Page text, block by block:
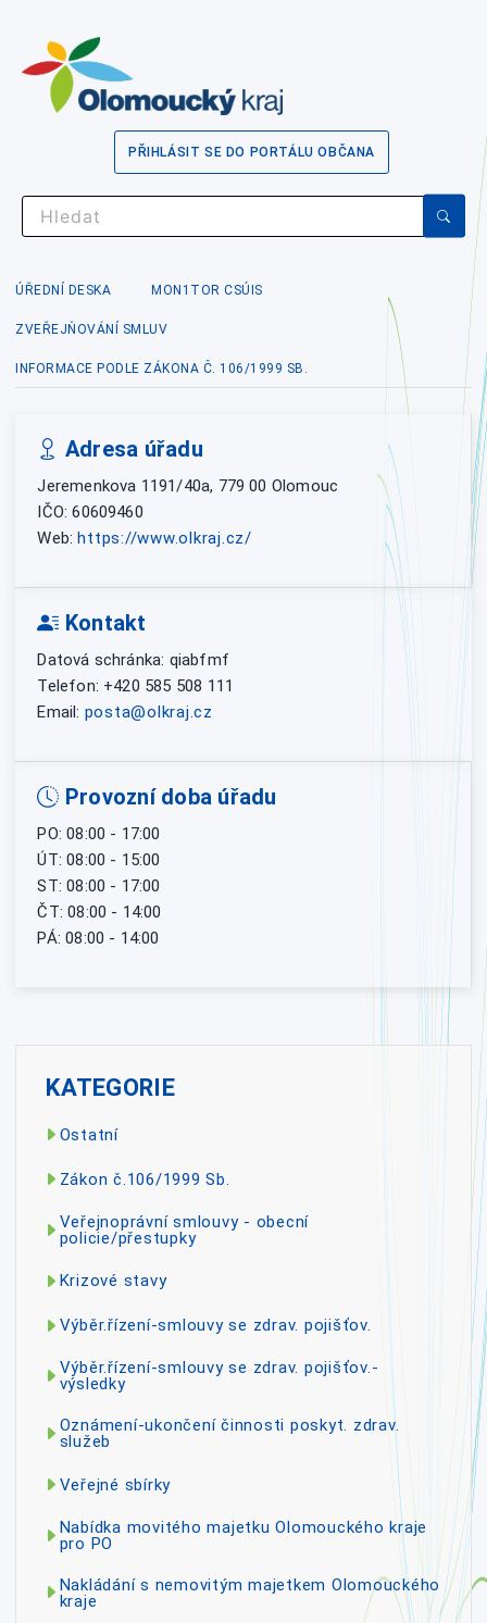
PŘIHLÁSIT SE DO PORTÁLU OBČANA
ÚŘEDNÍ DESKA MON1TOR CSÚIS
ZVEŘEJŇOVÁNÍ SMLUV
INFORMACE PODLE ZÁKONA Č. 106/1999 SB.
Adresa úřadu
Jeremenkova 1191/40a, 779 00 Olomouc
IČO: 60609460
Web: https://www.olkraj.cz/
Kontakt
Datová schránka: qiabfmf
Telefon: +420 585 508 111
Email: posta@olkraj.cz
Provozní doba úřadu
PO: 08:00 - 17:00
ÚT: 08:00 - 15:00
ST: 08:00 - 17:00
ČT: 08:00 - 14:00
PÁ: 08:00 - 14:00
KATEGORIE
Ostatní
Zákon č.106/1999 Sb.
Veřejnoprávní smlouvy - obecní
policie/přestupky
Krizové stavy
Výběr.řízení-smlouvy se zdrav. pojišťov.
Výběr.řízení-smlouvy se zdrav. pojišťov.-
výsledky
Oznámení-ukončení činnosti poskyt. zdrav.
služeb
Veřejné sbírky
Nabídka movitého majetku Olomouckého kraje
pro PO
Nakládání s nemovitým majetkem Olomouckého
kraje